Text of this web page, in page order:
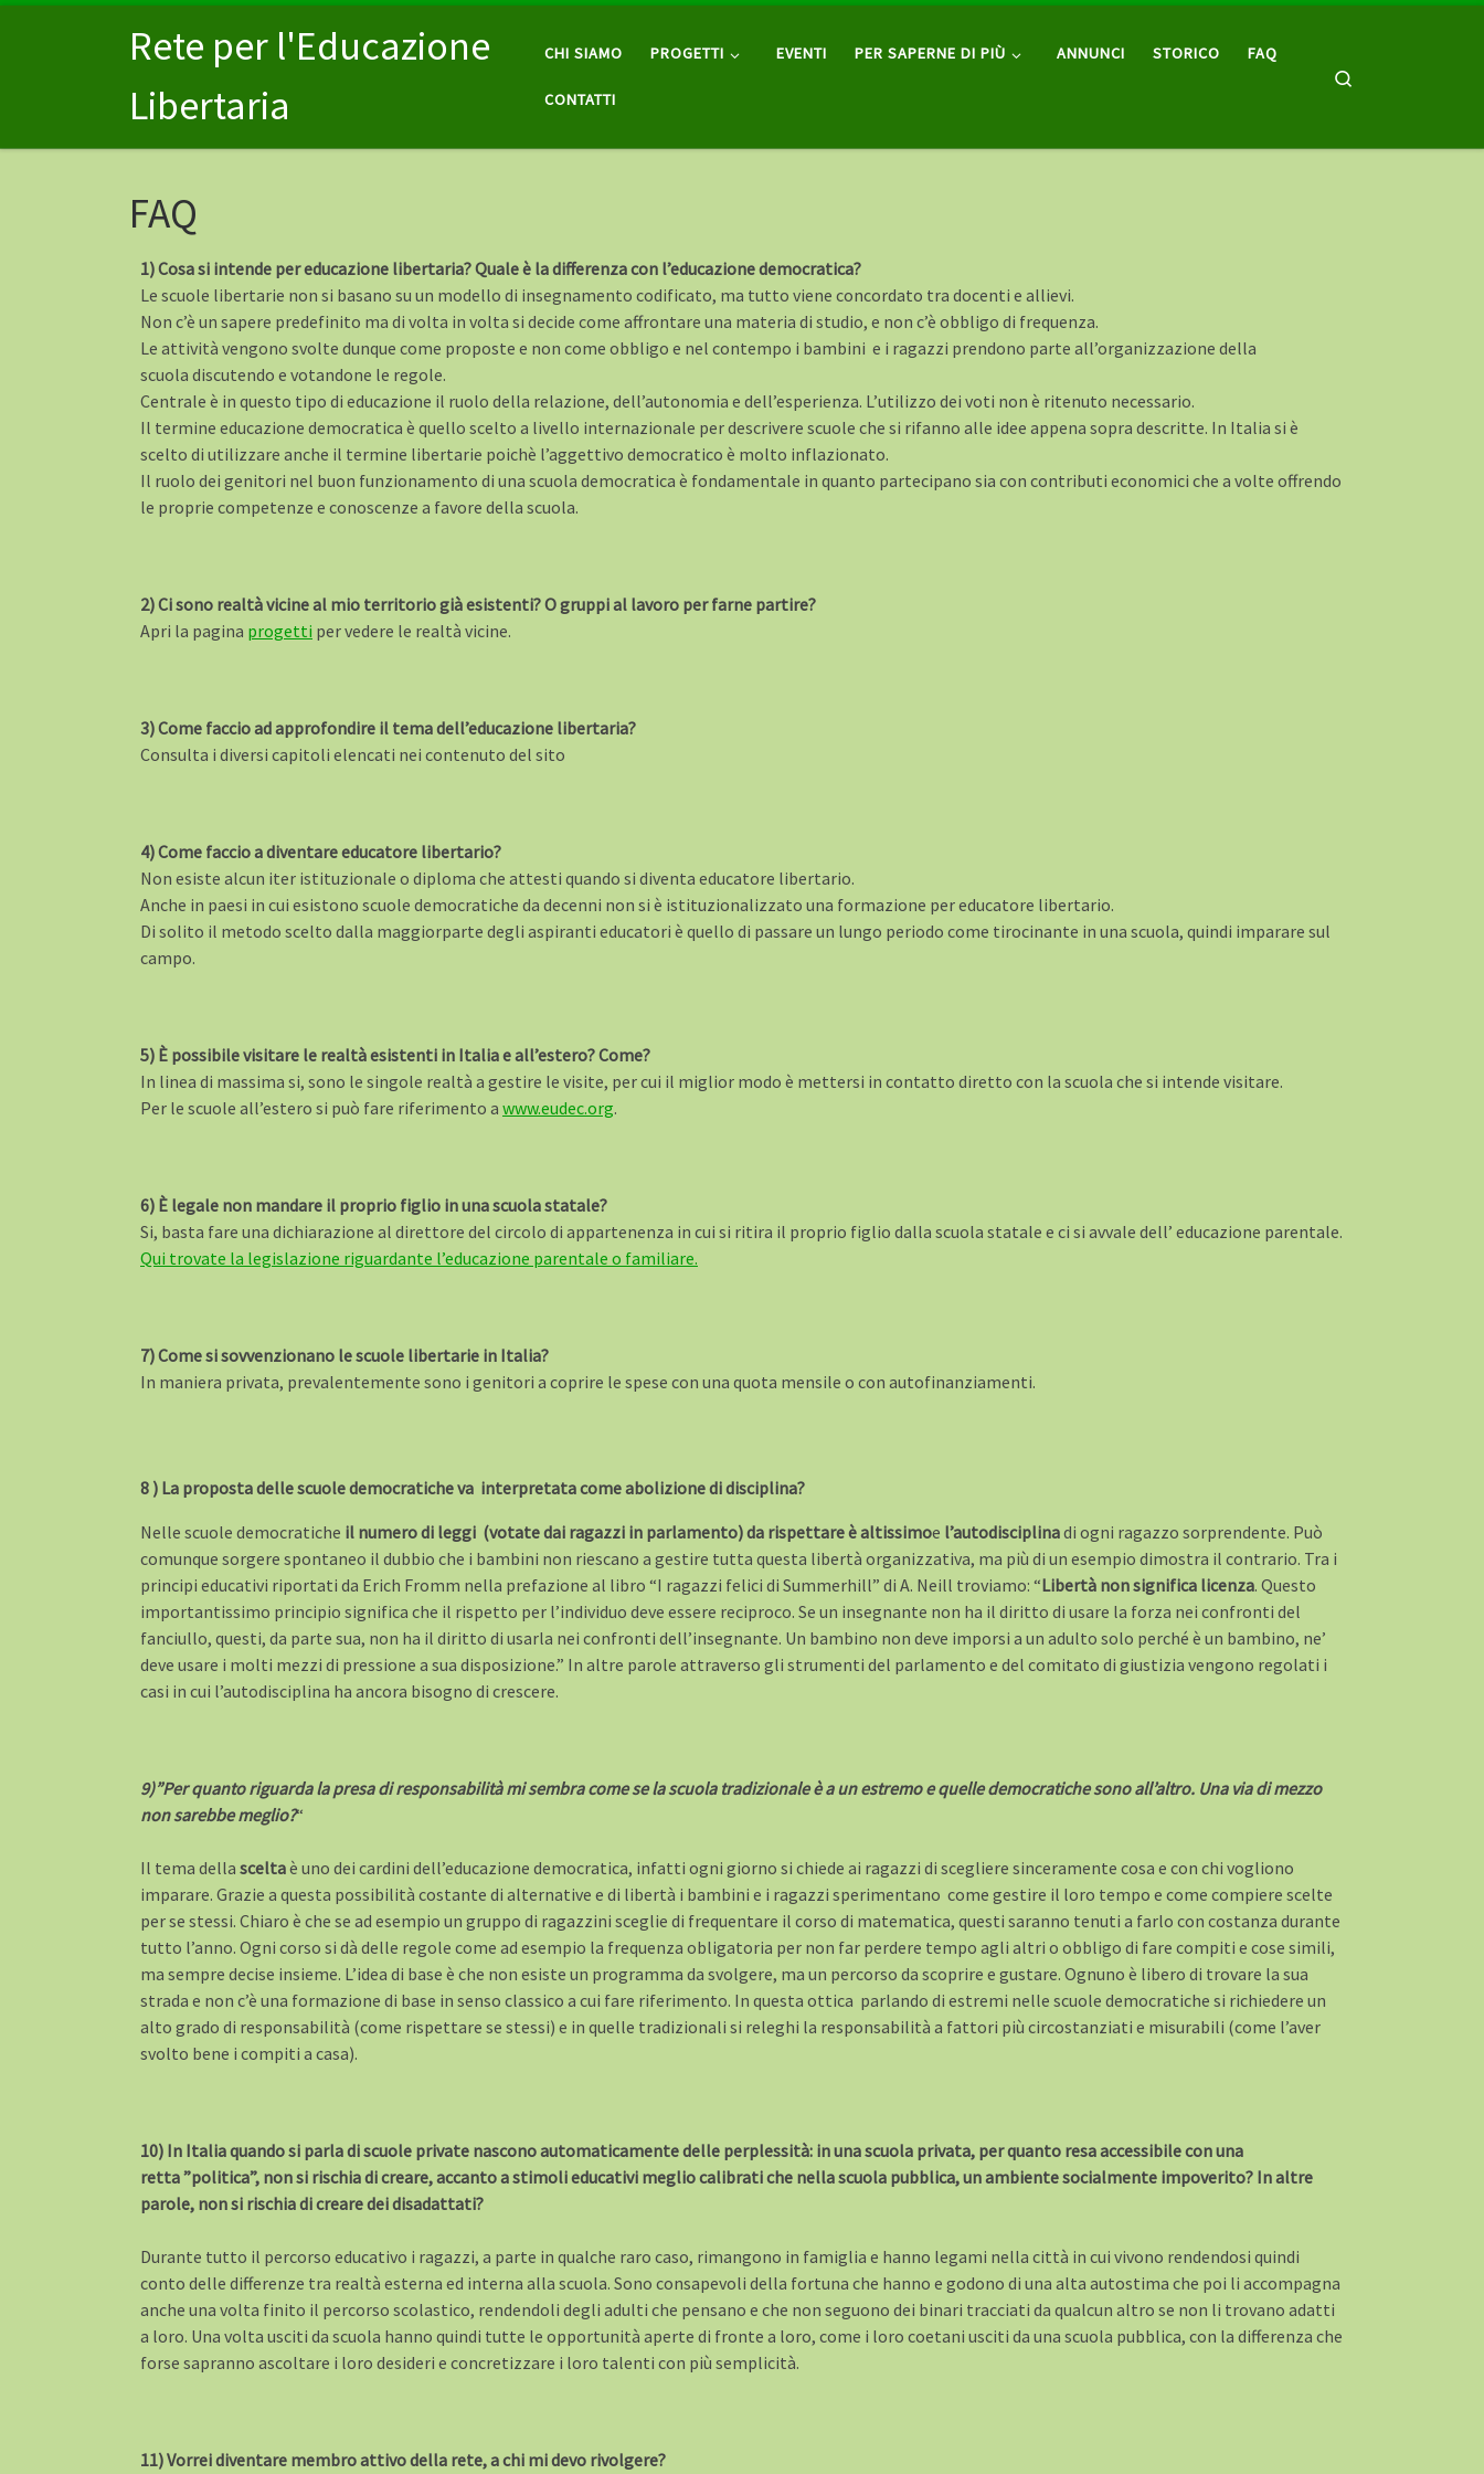
Passa al contenutoRete per l'Educazione
Libertaria
CHI SIAMO PROGETTI EVENTI PER SAPERNE DI PIÙ ANNUNCI STORICO FAQ
CONTATTI
FAQ
1) Cosa si intende per educazione libertaria? Quale è la differenza con l’educazione democratica?
Le scuole libertarie non si basano su un modello di insegnamento codificato, ma tutto viene concordato tra docenti e allievi.
Non c’è un sapere predefinito ma di volta in volta si decide come affrontare una materia di studio, e non c’è obbligo di frequenza.
Le attività vengono svolte dunque come proposte e non come obbligo e nel contempo i bambini e i ragazzi prendono parte all’organizzazione della
scuola discutendo e votandone le regole.
Centrale è in questo tipo di educazione il ruolo della relazione, dell’autonomia e dell’esperienza. L’utilizzo dei voti non è ritenuto necessario.
Il termine educazione democratica è quello scelto a livello internazionale per descrivere scuole che si rifanno alle idee appena sopra descritte. In Italia si è
scelto di utilizzare anche il termine libertarie poichè l’aggettivo democratico è molto inflazionato.
Il ruolo dei genitori nel buon funzionamento di una scuola democratica è fondamentale in quanto partecipano sia con contributi economici che a volte offrendo
le proprie competenze e conoscenze a favore della scuola.
2) Ci sono realtà vicine al mio territorio già esistenti? O gruppi al lavoro per farne partire?
Apri la pagina progetti per vedere le realtà vicine.
3) Come faccio ad approfondire il tema dell’educazione libertaria?
Consulta i diversi capitoli elencati nei contenuto del sito
4) Come faccio a diventare educatore libertario?
Non esiste alcun iter istituzionale o diploma che attesti quando si diventa educatore libertario.
Anche in paesi in cui esistono scuole democratiche da decenni non si è istituzionalizzato una formazione per educatore libertario.
Di solito il metodo scelto dalla maggiorparte degli aspiranti educatori è quello di passare un lungo periodo come tirocinante in una scuola, quindi imparare sul
campo.
5) È possibile visitare le realtà esistenti in Italia e all’estero? Come?
In linea di massima si, sono le singole realtà a gestire le visite, per cui il miglior modo è mettersi in contatto diretto con la scuola che si intende visitare.
Per le scuole all’estero si può fare riferimento a www.eudec.org.
6) È legale non mandare il proprio figlio in una scuola statale?
Si, basta fare una dichiarazione al direttore del circolo di appartenenza in cui si ritira il proprio figlio dalla scuola statale e ci si avvale dell’ educazione parentale.
Qui trovate la legislazione riguardante l’educazione parentale o familiare.
7) Come si sovvenzionano le scuole libertarie in Italia?
In maniera privata, prevalentemente sono i genitori a coprire le spese con una quota mensile o con autofinanziamenti.
8 ) La proposta delle scuole democratiche va interpretata come abolizione di disciplina?
Nelle scuole democratiche il numero di leggi (votate dai ragazzi in parlamento) da rispettare è altissimoe l’autodisciplinadi ogni ragazzo sorprendente. Può
comunque sorgere spontaneo il dubbio che i bambini non riescano a gestire tutta questa libertà organizzativa, ma più di un esempio dimostra il contrario. Tra i
principi educativi riportati da Erich Fromm nella prefazione al libro “I ragazzi felici di Summerhill” di A. Neill troviamo: “Libertà non significa licenza. Questo
importantissimo principio significa che il rispetto per l’individuo deve essere reciproco. Se un insegnante non ha il diritto di usare la forza nei confronti del
fanciullo, questi, da parte sua, non ha il diritto di usarla nei confronti dell’insegnante. Un bambino non deve imporsi a un adulto solo perché è un bambino, ne’
deve usare i molti mezzi di pressione a sua disposizione.” In altre parole attraverso gli strumenti del parlamento e del comitato di giustizia vengono regolati i
casi in cui l’autodisciplina ha ancora bisogno di crescere.
9)”Per quanto riguarda la presa di responsabilità mi sembra come se la scuola tradizionale è a un estremo e quelle democratiche sono all’altro. Una via di mezzo
non sarebbe meglio?“
Il tema della sceltaè uno dei cardini dell’educazione democratica, infatti ogni giorno si chiede ai ragazzi di scegliere sinceramente cosa e con chi vogliono
imparare. Grazie a questa possibilità costante di alternative e di libertà i bambini e i ragazzi sperimentano come gestire il loro tempo e come compiere scelte
per se stessi. Chiaro è che se ad esempio un gruppo di ragazzini sceglie di frequentare il corso di matematica, questi saranno tenuti a farlo con costanza durante
tutto l’anno. Ogni corso si dà delle regole come ad esempio la frequenza obligatoria per non far perdere tempo agli altri o obbligo di fare compiti e cose simili,
ma sempre decise insieme. L’idea di base è che non esiste un programma da svolgere, ma un percorso da scoprire e gustare. Ognuno è libero di trovare la sua
strada e non c’è una formazione di base in senso classico a cui fare riferimento. In questa ottica parlando di estremi nelle scuole democratiche si richiedere un
alto grado di responsabilità (come rispettare se stessi) e in quelle tradizionali si releghi la responsabilità a fattori più circostanziati e misurabili (come l’aver
svolto bene i compiti a casa).
10) In Italia quando si parla di scuole private nascono automaticamente delle perplessità: in una scuola privata, per quanto resa accessibile con una
retta ”politica”, non si rischia di creare, accanto a stimoli educativi meglio calibrati che nella scuola pubblica, un ambiente socialmente impoverito? In altre
parole, non si rischia di creare dei disadattati?
Durante tutto il percorso educativo i ragazzi, a parte in qualche raro caso, rimangono in famiglia e hanno legami nella città in cui vivono rendendosi quindi
conto delle differenze tra realtà esterna ed interna alla scuola. Sono consapevoli della fortuna che hanno e godono di una alta autostima che poi li accompagna
anche una volta finito il percorso scolastico, rendendoli degli adulti che pensano e che non seguono dei binari tracciati da qualcun altro se non li trovano adatti
a loro. Una volta usciti da scuola hanno quindi tutte le opportunità aperte di fronte a loro, come i loro coetani usciti da una scuola pubblica, con la differenza che
forse sapranno ascoltare i loro desideri e concretizzare i loro talenti con più semplicità.
11) Vorrei diventare membro attivo della rete, a chi mi devo rivolgere?